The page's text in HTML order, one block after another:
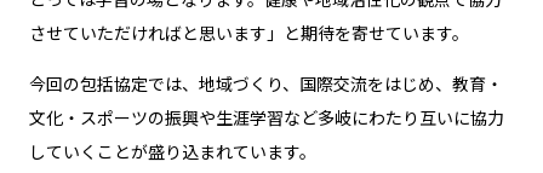
させていただければと思います」と期待を寄せています。
今回の包括協定では、地域づくり、国際交流をはじめ、教育・
文化・スポーツの振興や生涯学習など多岐にわたり互いに協力
していくことが盛り込まれています。